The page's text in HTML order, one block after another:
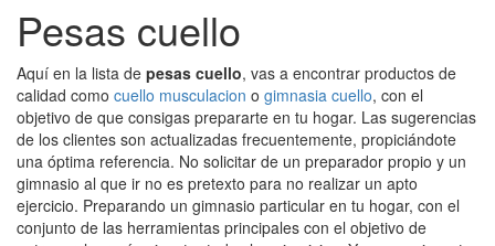
Pesas cuello
Aquí en la lista de pesas cuello, vas a encontrar productos de
calidad como cuello musculacion o gimnasia cuello, con el
objetivo de que consigas prepararte en tu hogar. Las sugerencias
de los clientes son actualizadas frecuentemente, propiciándote
una óptima referencia. No solicitar de un preparador propio y un
gimnasio al que ir no es pretexto para no realizar un apto
ejercicio. Preparando un gimnasio particular en tu hogar, con el
conjunto de las herramientas principales con el objetivo de